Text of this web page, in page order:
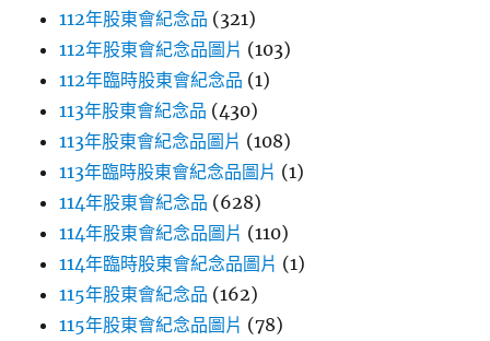
112年股東會紀念品 (321)
112年股東會紀念品圖片 (103)
112年臨時股東會紀念品 (1)
113年股東會紀念品 (430)
113年股東會紀念品圖片 (108)
113年臨時股東會紀念品圖片 (1)
114年股東會紀念品 (628)
114年股東會紀念品圖片 (110)
114年臨時股東會紀念品圖片 (1)
115年股東會紀念品 (162)
115年股東會紀念品圖片 (78)